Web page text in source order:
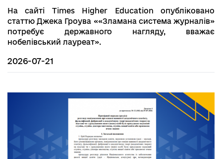
На сайті Times Higher Education опубліковано
статтюДжека Гроува ««Зламана система журналів»
потребує державного нагляду, вважає
нобелівський лауреат».
2026-07-21